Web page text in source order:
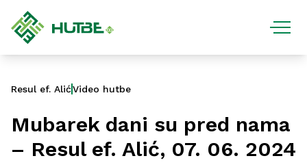
Resul ef. AlićVideo hutbe
Mubarek dani su pred nama
– Resul ef. Alić, 07. 06. 2024